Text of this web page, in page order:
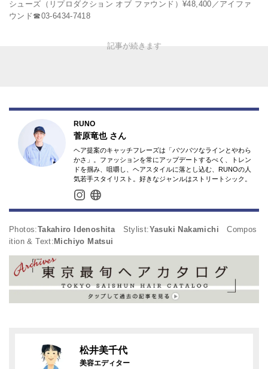
シューズ（リプロダクション オブ ファウンド）¥48,400／アイファ
ウンド☎︎03-6434-7418
RUNO
菅原竜也さん
ヘア提案のキャッチフレーズは「バツバツなラインとやわら
かさ」。ファッションを常にアップデートするべく、トレン
ドを掴み、咀嚼し、ヘアスタイルに落とし込む、RUNOの人
気若手スタイリスト。好きなジャンルはストリートシック。
Photos:Takahiro IdenoshitaStylist:Yasuki Nakamichi Compos
ition & Text: Michiyo Matsui
松井美千代
美容エディター